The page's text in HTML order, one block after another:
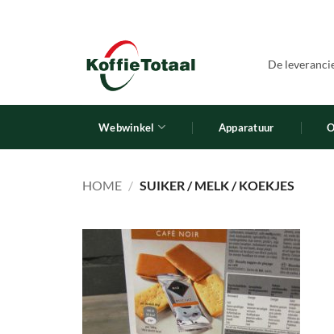
De
Webwinkel Apparatuur
HOME / SUIKER / MELK / KOEKJES